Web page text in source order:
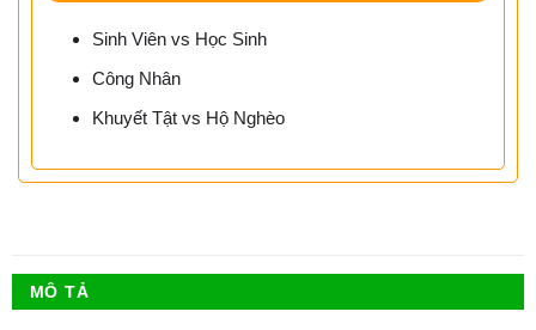
Sinh Viên vs Học Sinh
Công Nhân
Khuyết Tật vs Hộ Nghèo
MÔ TẢ